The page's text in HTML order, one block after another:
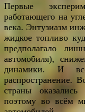
Первые
работающего на
века. Энтузиазм
жидкое топливо
предполагало
автомобиля),
динамики. И
распространение.
страны
поэтому во всём